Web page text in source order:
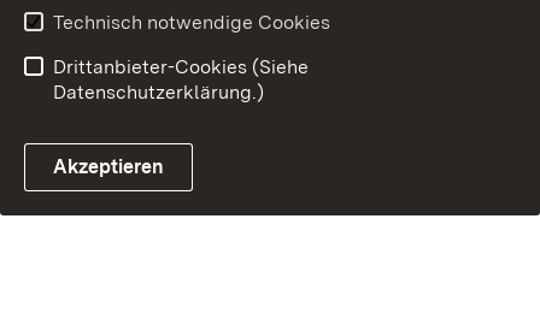
Technisch notwendige Cookies
Drittanbieter-Cookies (Siehe
Datenschutzerklärung.)
Akzeptieren